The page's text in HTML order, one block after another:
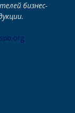
бизнес-